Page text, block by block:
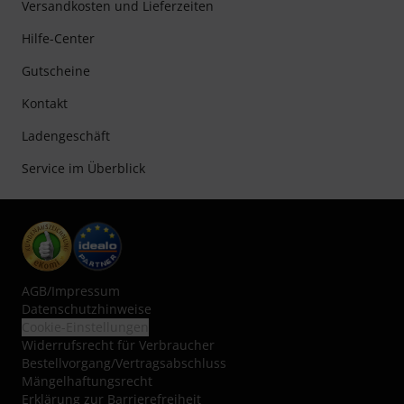
Versandkosten und Lieferzeiten
Hilfe-Center
Gutscheine
Kontakt
Ladengeschäft
Service im Überblick
AGB/Impressum
Datenschutzhinweise
Widerrufsrecht für Verbraucher
Bestellvorgang/Vertragsabschluss
Mängelhaftungsrecht
Erklärung zur Barrierefreiheit